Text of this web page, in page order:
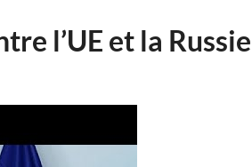
l’UE et la Russie